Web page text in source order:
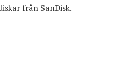
från SanDisk.